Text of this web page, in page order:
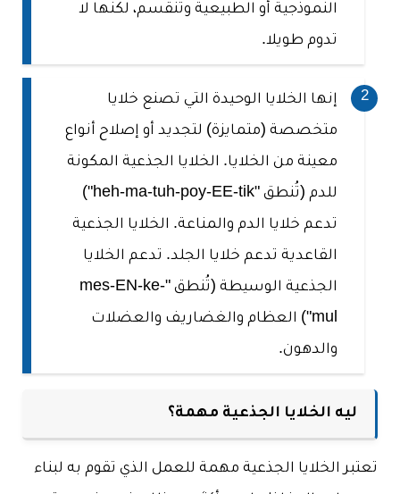
النموذجية أو الطبيعية وتنقسم، لكنها لا
تدوم طويلا.
إنها الخلايا الوحيدة التي تصنع خلايا
متخصصة (متمايزة) لتجديد أو إصلاح أنواع
معينة من الخلايا. الخلايا الجذعية المكونة
للدم (تُنطق "heh-ma-tuh-poy-EE-tik")
تدعم خلايا الدم والمناعة. الخلايا الجذعية
القاعدية تدعم خلايا الجلد. تدعم الخلايا
الجذعية الوسيطة (تُنطق "mes-EN-ke-
mul") العظام والغضاريف والعضلات
والدهون.
ليه الخلايا الجذعية مهمة؟
تعتبر الخلايا الجذعية مهمة للعمل الذي تقوم به لبناء